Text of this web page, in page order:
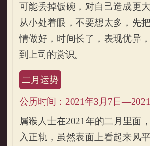
可能丢掉饭碗，对自己造成更
从小处着眼，不要想太多，先
情做好，时间长了，表现优异
到上司的赏识。
二月运势
公历时间：2021年3月7日
属猴人士在2021年的二月里面
入正轨，虽然表面上看起来风